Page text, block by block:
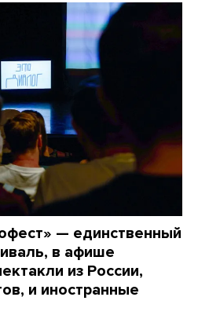
— единственный
в афише
из России,
и иностранные